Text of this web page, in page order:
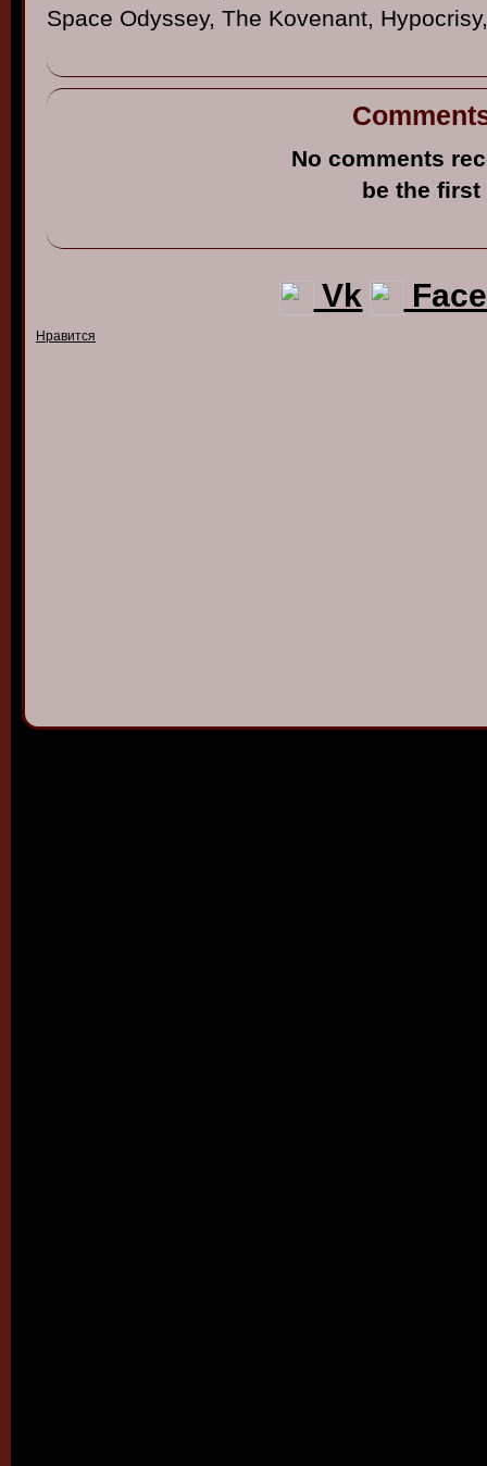
Space Odyssey, The Kovenant,
No comments
be the first
Vk
Нравится